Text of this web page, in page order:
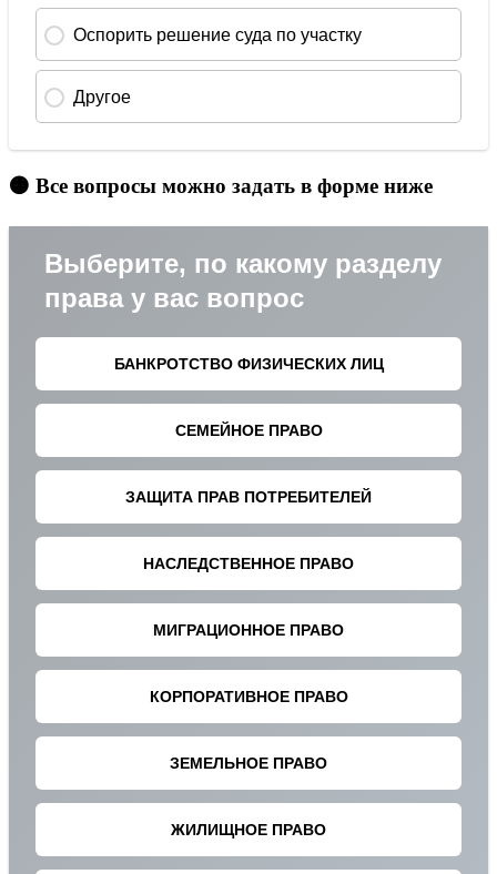
🟠 Все вопросы можно задать в форме ниже